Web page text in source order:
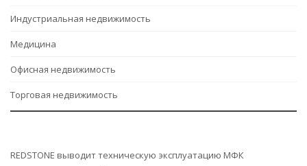
Индустриальная недвижимость
Медицина
Офисная недвижимость
Торговая недвижимость
REDSTONE выводит техническую эксплуатацию МФК